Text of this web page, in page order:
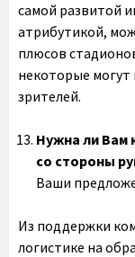
самой развитой
атрибутикой,
плюсов
некоторые
зрителей.
Нужна ли Вам
со стороны
Ваши
Из поддержки
логистике на